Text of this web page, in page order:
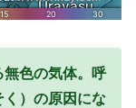
色の気体。呼
く）の原因にな